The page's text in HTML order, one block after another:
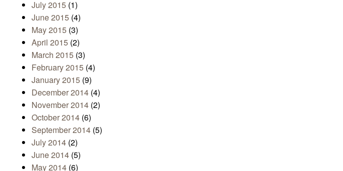
July 2015 (1)
June 2015 (4)
May 2015 (3)
April 2015 (2)
March 2015 (3)
February 2015 (4)
January 2015 (9)
December 2014 (4)
November 2014 (2)
October 2014 (6)
September 2014 (5)
July 2014 (2)
June 2014 (5)
May 2014 (6)